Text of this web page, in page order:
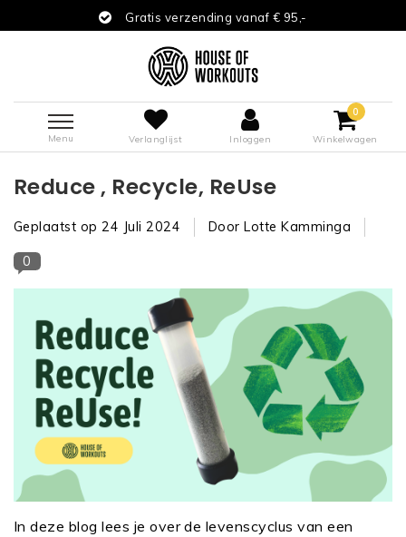
Gratis verzending vanaf € 95,-
Menu Verlanglijst Inloggen
0
Winkelwagen
Reduce , Recycle, ReUse
Geplaatst op24 Juli 2024 Door Lotte Kamminga
0
In deze blog lees je over de levenscyclus van een